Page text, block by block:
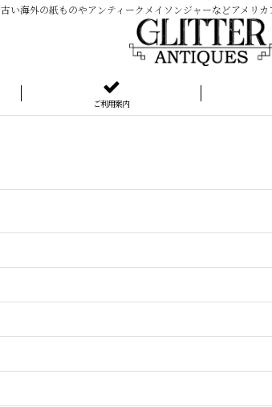
古い海外の紙ものやアンティークメイソンジャーなどアメリ
ご利用案内